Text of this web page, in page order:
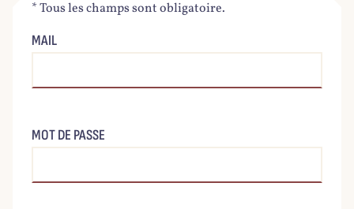
* Tous les champs sont obligatoire.
MAIL
MOT DE PASSE